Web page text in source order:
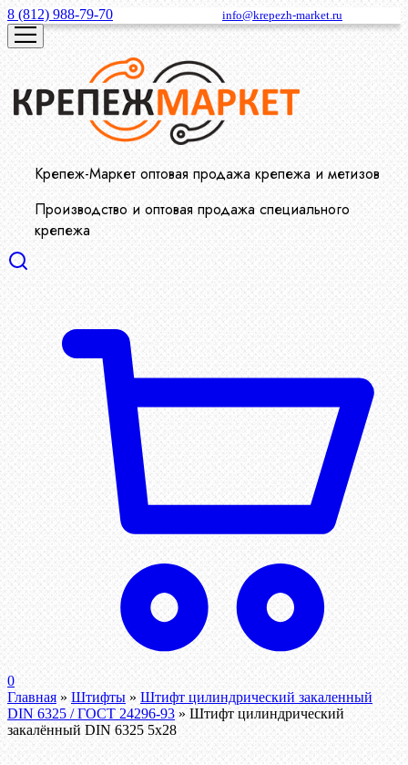
8 (812) 988-79-70 info@krepezh-market.ru
Крепеж-Маркет оптовая продажа крепежа и метизов
Производство и оптовая продажа специального
крепежа
0
Главная » Штифты » Штифт цилиндрический закаленный
DIN 6325 / ГОСТ 24296-93 » Штифт цилиндрический
закалённый DIN 6325 5х28